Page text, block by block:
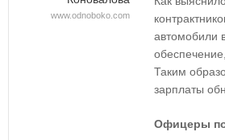
www.odnoboko.com
автомобили
Таким
зарплаты
Офицеры